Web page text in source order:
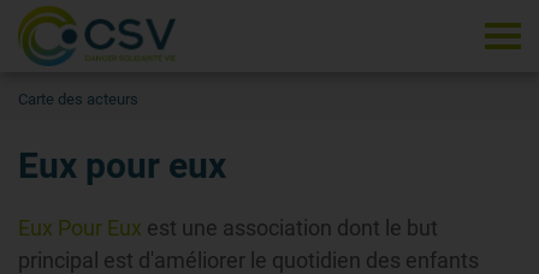
Carte des acteurs
Eux pour eux
Eux Pour Eux est une association dont le but
principal est d'améliorer le quotidien des enfants